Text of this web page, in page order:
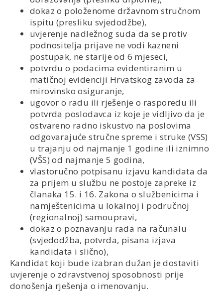
dokaz o položenome državnom stručnom
ispitu (presliku svjedodžbe),
uvjerenje nadležnog suda da se protiv
podnositelja prijave ne vodi kazneni
postupak, ne starije od 6 mjeseci,
potvrdu o podacima evidentiranim u
matičnoj evidenciji Hrvatskog zavoda za
mirovinsko osiguranje,
ugovor o radu ili rješenje o rasporedu ili
potvrda poslodavca iz koje je vidljivo da je
ostvareno radno iskustvo na poslovima
odgovarajuće stručne spreme i struke (VSS)
u trajanju od najmanje 1 godine ili iznimno
(VŠS) od najmanje 5 godina,
vlastoručno potpisanu izjavu kandidata da
za prijem u službu ne postoje zapreke iz
članaka 15. i 16. Zakona o službenicima i
namještenicima u lokalnoj i područnoj
(regionalnoj) samoupravi,
dokaz o poznavanju rada na računalu
(svjedodžba, potvrda, pisana izjava
kandidata i slično),
Kandidat koji bude izabran dužan je dostaviti
uvjerenje o zdravstvenoj sposobnosti prije
donošenja rješenja o imenovanju.